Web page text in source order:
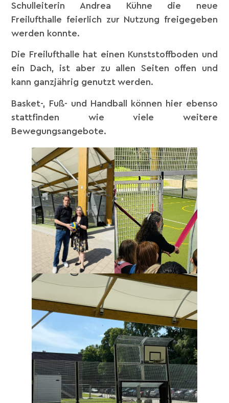
Schulleiterin Andrea Kühne die neue
Freilufthalle feierlich zur Nutzung freigegeben
werden konnte.
Die Freilufthalle hat einen Kunststoffboden und
ein Dach, ist aber zu allen Seiten offen und
kann ganzjährig genutzt werden.
Basket-, Fuß- und Handball können hier ebenso
stattfinden wie viele weitere
Bewegungsangebote.